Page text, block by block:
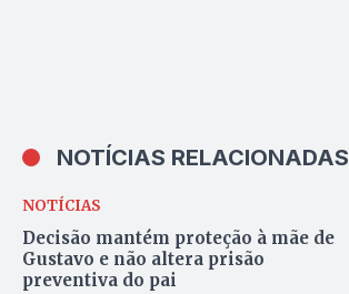
NOTÍCIAS RELACIONADAS
NOTÍCIAS
Decisão mantém proteção à mãe de
Gustavo e não altera prisão
preventiva do pai